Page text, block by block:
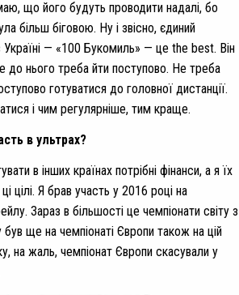
що його будуть проводити надалі, бо
більш біговою. Ну і звісно, єдиний
Україні — «100 Букомиль» — це the best. Він
до нього треба йти поступово. Не треба
готуватися до головної дистанції.
і чим регулярніше, тим краще.
в ультрах?
в інших країнах потрібні фінанси, а я їх
цілі. Я брав участь у 2016 році на
Зараз в більшості це чемпіонати світу з
ще на чемпіонаті Європи також на цій
на жаль, чемпіонат Європи скасували у